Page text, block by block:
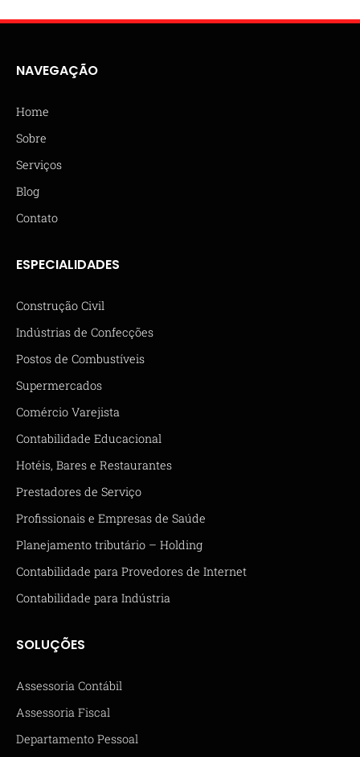
NAVEGAÇÃO
Home
Sobre
Serviços
Blog
Contato
ESPECIALIDADES
Construção Civil
Indústrias de Confecções
Postos de Combustíveis
Supermercados
Comércio Varejista
Contabilidade Educacional
Hotéis, Bares e Restaurantes
Prestadores de Serviço
Profissionais e Empresas de Saúde
Planejamento tributário – Holding
Contabilidade para Provedores de Internet
Contabilidade para Indústria
SOLUÇÕES
Assessoria Contábil
Assessoria Fiscal
Departamento Pessoal